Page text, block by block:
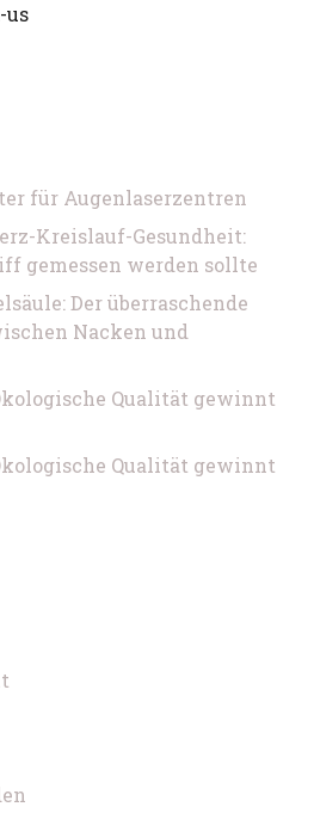
us
für Augenlaserzentren
Kreislauf-Gesundheit:
gemessen werden sollte
Der überraschende
Nacken und
Qualität gewinnt
Qualität gewinnt